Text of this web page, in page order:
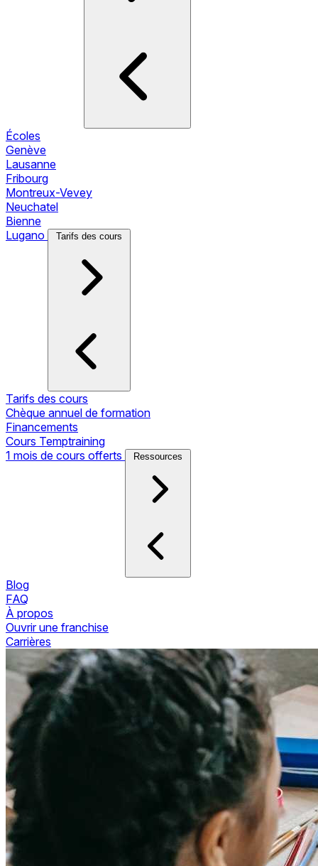
Écoles
Genève
Lausanne
Fribourg
Montreux-Vevey
Neuchatel
Bienne
Lugano
Tarifs des cours
Tarifs des cours
Chèque annuel de formation
Financements
Cours Temptraining
1 mois de cours offerts
Ressources
Blog
FAQ
À propos
Ouvrir une franchise
Carrières